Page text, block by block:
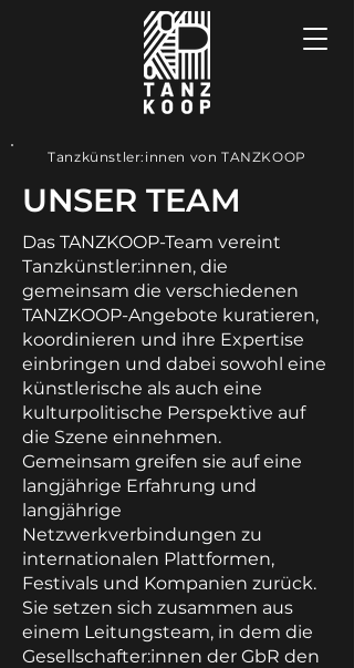
Tanzkünstler:innen von TANZKOOP
UNSER TEAM
Das TANZKOOP-Team vereint
Tanzkünstler:innen, die
gemeinsam die verschiedenen
TANZKOOP-Angebote kuratieren,
koordinieren und ihre Expertise
einbringen und dabei sowohl eine
künstlerische als auch eine
kulturpolitische Perspektive auf
die Szene einnehmen.
Gemeinsam greifen sie auf eine
langjährige Erfahrung und
langjährige
Netzwerkverbindungen zu
internationalen Plattformen,
Festivals und Kompanien zurück.
Sie setzen sich zusammen aus
einem Leitungsteam, in dem die
Gesellschafter:innen der GbR den